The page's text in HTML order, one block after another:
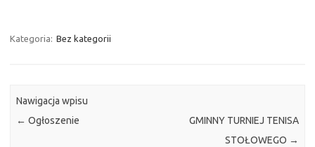
Kategoria: Bez kategorii
Nawigacja wpisu
← Ogłoszenie
GMINNY TURNIEJ TENISA
STOŁOWEGO →